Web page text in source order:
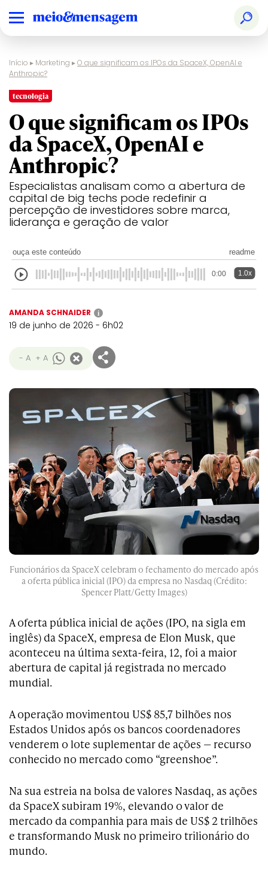
Início ▸ Marketing ▸O que significam os IPOs da SpaceX, OpenAI e
Anthropic?
tecnologia
O que significam os IPOs
da SpaceX, OpenAI e
Anthropic?
Especialistas analisam como a abertura de
capital de big techs pode redefinir a
percepção de investidores sobre marca,
liderança e geração de valor
ouça este conteúdo readme
0:00 1.0x
AMANDA SCHNAIDER i
19 de junho de 2026 - 6h02
- A + A
Funcionários da SpaceX celebram o fechamento do mercado após
a oferta pública inicial (IPO) da empresa no Nasdaq (Crédito:
Spencer Platt/Getty Images)
A oferta pública inicial de ações (IPO, na sigla em
inglês) da SpaceX, empresa de Elon Musk, que
aconteceu na última sexta-feira, 12, foi a maior
abertura de capital já registrada no mercado
mundial.
A operação movimentou US$ 85,7 bilhões nos
Estados Unidos após os bancos coordenadores
venderem o lote suplementar de ações — recurso
conhecido no mercado como “greenshoe”.
Na sua estreia na bolsa de valores Nasdaq, as ações
da SpaceX subiram 19%, elevando o valor de
mercado da companhia para mais de US$ 2 trilhões
e transformando Musk no primeiro trilionário do
mundo.